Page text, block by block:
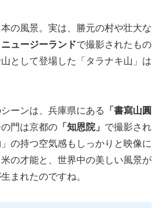
の風景。実は、勝元の村や壮大な
ニュージーランドで撮影されたもの
として登場した「タラナキ山」は
ーンは、兵庫県にある
「書寫山圓
門は京都の 「知恩院」 で撮影され
の持つ空気感もしっかりと映像に
の才能と、世界中の美しい風景が
まれたのですね。